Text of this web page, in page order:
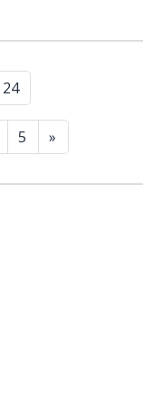
24
5 »